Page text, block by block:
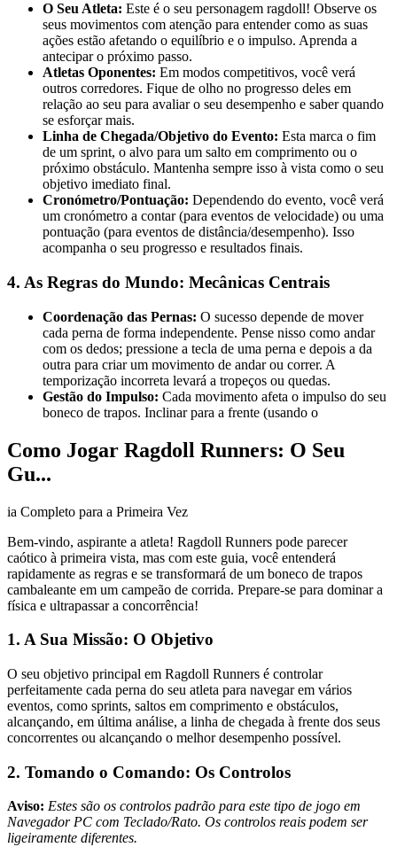
O Seu Atleta: Este é o seu personagem ragdoll! Observe os
seus movimentos com atenção para entender como as suas
ações estão afetando o equilíbrio e o impulso. Aprenda a
antecipar o próximo passo.
Atletas Oponentes: Em modos competitivos, você verá
outros corredores. Fique de olho no progresso deles em
relação ao seu para avaliar o seu desempenho e saber quando
se esforçar mais.
Linha de Chegada/Objetivo do Evento: Esta marca o fim
de um sprint, o alvo para um salto em comprimento ou o
próximo obstáculo. Mantenha sempre isso à vista como o seu
objetivo imediato final.
Cronómetro/Pontuação: Dependendo do evento, você verá
um cronómetro a contar (para eventos de velocidade) ou uma
pontuação (para eventos de distância/desempenho). Isso
acompanha o seu progresso e resultados finais.
4. As Regras do Mundo: Mecânicas Centrais
Coordenação das Pernas: O sucesso depende de mover
cada perna de forma independente. Pense nisso como andar
com os dedos; pressione a tecla de uma perna e depois a da
outra para criar um movimento de andar ou correr. A
temporização incorreta levará a tropeços ou quedas.
Gestão do Impulso: Cada movimento afeta o impulso do seu
boneco de trapos. Inclinar para a frente (usando o
Como Jogar Ragdoll Runners: O Seu
Gu...
ia Completo para a Primeira Vez
Bem-vindo, aspirante a atleta! Ragdoll Runners pode parecer
caótico à primeira vista, mas com este guia, você entenderá
rapidamente as regras e se transformará de um boneco de trapos
cambaleante em um campeão de corrida. Prepare-se para dominar a
física e ultrapassar a concorrência!
1. A Sua Missão: O Objetivo
O seu objetivo principal em Ragdoll Runners é controlar
perfeitamente cada perna do seu atleta para navegar em vários
eventos, como sprints, saltos em comprimento e obstáculos,
alcançando, em última análise, a linha de chegada à frente dos seus
concorrentes ou alcançando o melhor desempenho possível.
2. Tomando o Comando: Os Controlos
Aviso: Estes são os controlos padrão para este tipo de jogo em
Navegador PC com Teclado/Rato. Os controlos reais podem ser
ligeiramente diferentes.